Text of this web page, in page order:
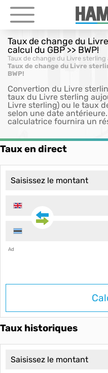
Taux de change du
calcul du GBP >> BWP!
Taux de change du Livre sterling
Taux de change du Livre
BWP!
Convertion du Livre
taux du Livre sterling
Livre sterling) ou le taux
selon une date
calculatrice fournira un
Taux en direct
Ad
Taux historiques